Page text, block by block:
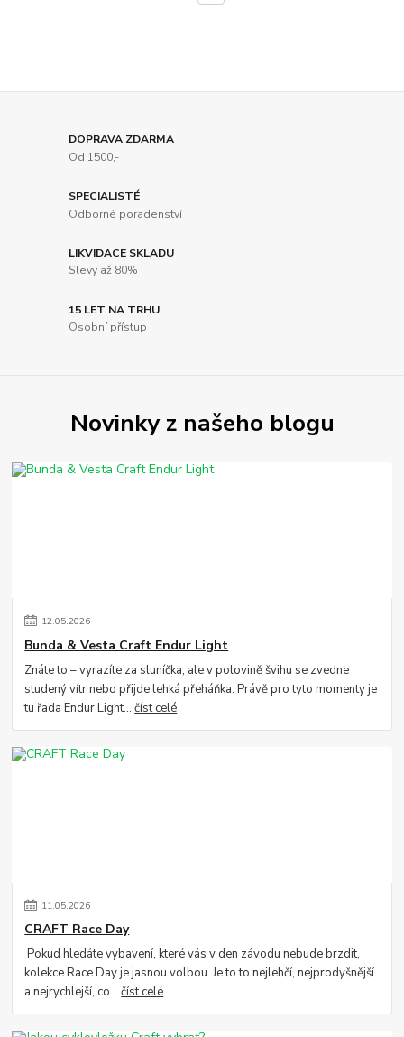
DOPRAVA ZDARMA
Od 1500,-
SPECIALISTÉ
Odborné poradenství
LIKVIDACE SKLADU
Slevy až 80%
15 LET NA TRHU
Osobní přístup
Novinky z našeho blogu
12.05.2026
Bunda & Vesta Craft Endur Light
Znáte to – vyrazíte za sluníčka, ale v polovině švihu se zvedne
studený vítr nebo přijde lehká přeháňka. Právě pro tyto momenty je
tu řada Endur Light...číst celé
11.05.2026
CRAFT Race Day
Pokud hledáte vybavení, které vás v den závodu nebude brzdit,
kolekce Race Day je jasnou volbou. Je to to nejlehčí, nejprodyšnější
a nejrychlejší, co...číst celé